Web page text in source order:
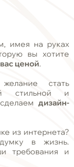
имея на руках
вы хотите
ценой.
стать
стильной и
дизайн-
из интернета?
в жизнь.
требования и